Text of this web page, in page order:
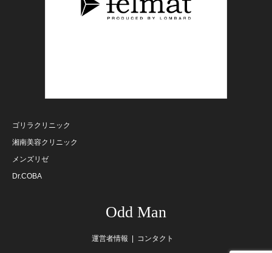
ゴリラクリニック
湘南美容クリニック
メンズリゼ
Dr.COBA
Odd Man
運営者情報 コンタクト